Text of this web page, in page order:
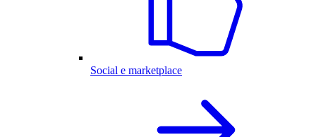
Social e marketplace